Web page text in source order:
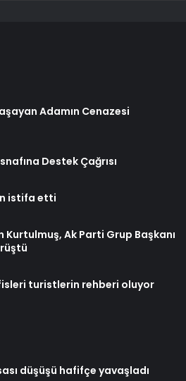
Adamın Cenazesi
Destek Çağrısı
istifa etti
Kurtulmuş, Ak Parti Grup Başkanı
turistlerin rehberi oluyor
düşüşü hafifçe yavaşladı